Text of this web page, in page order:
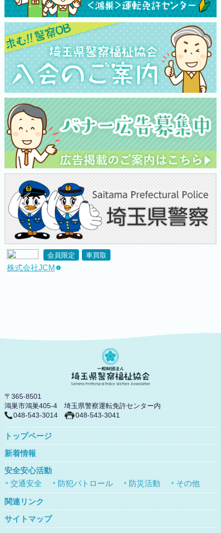
会員限定 車買取
株式会社JCM
〒365-8501
鴻巣市鴻巣405-4 埼玉県警察運転免許センター内
048-543-3014
048-543-3041
トップページ
新着情報
安全安心活動
交通安全
防犯パトロール 防災活動 その他
関連リンク
サイトマップ